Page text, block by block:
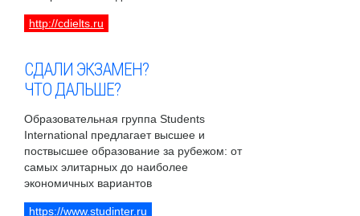
http://cdielts.ru
СДАЛИ ЭКЗАМЕН?
ЧТО ДАЛЬШЕ?
Образовательная группа Students
International предлагает высшее и
поствысшее образование за рубежом: от
самых элитарных до наиболее
экономичных вариантов
https://www.studinter.ru